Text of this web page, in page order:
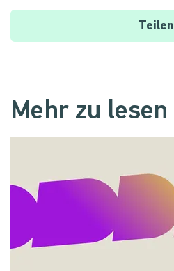
Teilen
Mehr zu lesen